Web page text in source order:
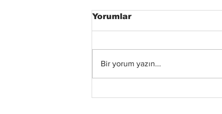
Yorumlar
Bir yorum yazın...